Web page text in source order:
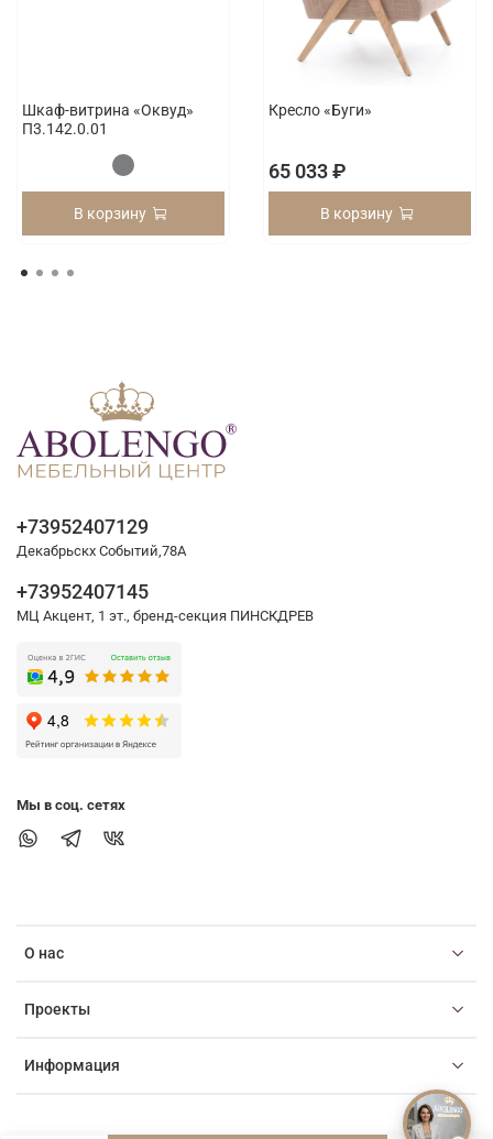
Шкаф-витрина «Оквуд»
П3.142.0.01
В корзину
Кресло «Буги»
65 033 ₽
В корзину
О нас
Проекты
Информация
+73952407129
Декабрьскх Событий,78А
+73952407145
МЦ Акцент, 1 эт., бренд-секция ПИНСКДРЕВ
Мы в соц. сетях